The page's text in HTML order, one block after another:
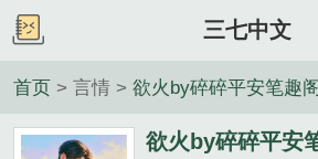
三七中文
首页 > 言情 > 欲火by碎碎平安笔趣
欲火by碎碎平安